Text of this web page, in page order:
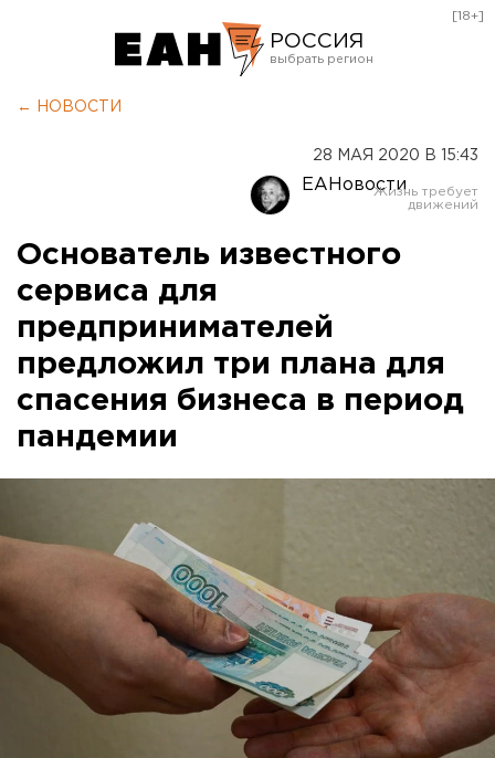
РОССИЯ
Оренбург
[18+]
← НОВОСТИ
28 МАЯ 2020 В 15:43
ЕАНовости
Основатель известного
сервиса для
предпринимателей
предложил три плана для
спасения бизнеса в период
пандемии